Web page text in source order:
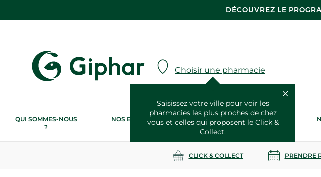
DÉCOUVREZ LE
Choisir une pharmacie
Saisissez votre ville pour voir les
pharmacies les plus proches de chez
vous et celles qui proposent le Click &
Collect.
QUI SOMMES-NOUS
?
NOS ENGAGEMENTS
RSE
NOS SERVICES
SANTÉ
CLICK & COLLECT PRENDRE